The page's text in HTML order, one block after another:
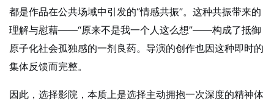
都是作品在公共场域中引发的“情感共振”。这种共振带来的
理解与慰藉——“原来不是我一个人这么想”——构成了抵御
原子化社会孤独感的一剂良药。导演的创作也因这种即时的
集体反馈而完整。
因此，选择影院，本质上是选择主动拥抱一次深度的精神体